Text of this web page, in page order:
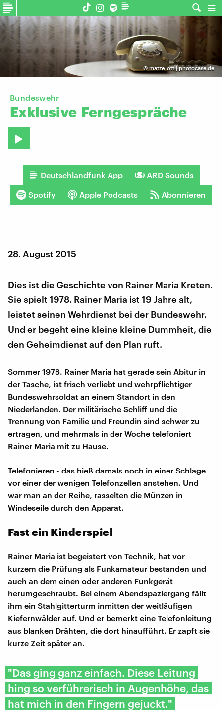
©matze_ott | photocase.de
Bundeswehr
Exklusive Ferngespräche
Deutschlandfunk App ARD Sounds
Spotify Apple Podcasts Abonnieren
28. August 2015
Dies ist die Geschichte von Rainer Maria Kreten.
Sie spielt 1978. Rainer Maria ist 19 Jahre alt,
leistet seinen Wehrdienst bei der Bundeswehr.
Und er begeht eine kleine kleine Dummheit, die
den Geheimdienst auf den Plan ruft.
Sommer 1978. Rainer Maria hat gerade sein Abitur in
der Tasche, ist frisch verliebt und wehrpflichtiger
Bundeswehrsoldat an einem Standort in den
Niederlanden. Der militärische Schliff und die
Trennung von Familie und Freundin sind schwer zu
ertragen, und mehrmals in der Woche telefoniert
Rainer Maria mit zu Hause.
Telefonieren - das hieß damals noch in einer Schlage
vor einer der wenigen Telefonzellen anstehen. Und
war man an der Reihe, rasselten die Münzen in
Windeseile durch den Apparat.
Fast ein Kinderspiel
Rainer Maria ist begeistert von Technik, hat vor
kurzem die Prüfung als Funkamateur bestanden und
auch an dem einen oder anderen Funkgerät
herumgeschraubt. Bei einem Abendspaziergang fällt
ihm ein Stahlgitterturm inmitten der weitläufigen
Kiefernwälder auf. Und er bemerkt eine Telefonleitung
aus blanken Drähten, die dort hinaufführt. Er zapft sie
kurze Zeit später an.
"Das ging ganz einfach. Diese Leitung
hing so verführerisch in Augenhöhe, das
hat mich in den Fingern gejuckt."